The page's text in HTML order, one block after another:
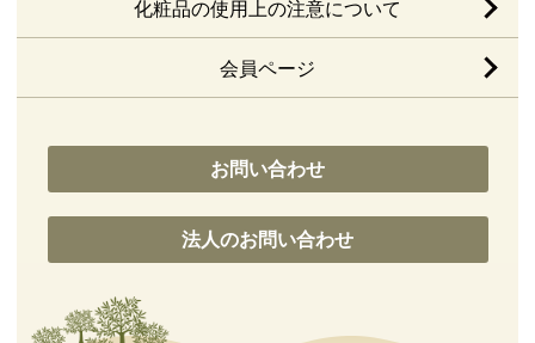
化粧品の使用上の注意について
会員ページ
お問い合わせ
法人のお問い合わせ